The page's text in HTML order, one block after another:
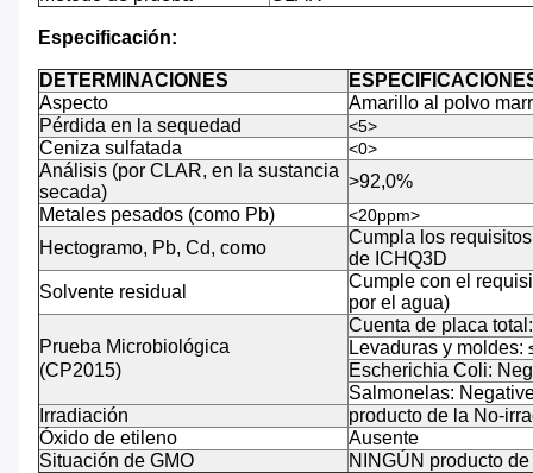
Especificación:
DETERMINACIONES
Aspecto
Amarillo al polvo
Pérdida en la sequedad
<5>
Ceniza sulfatada <0>
Análisis (por CLAR, en la sustancia
secada)
>92,0%
Metales pesados (como Pb)
<20ppm>
Hectogramo, Pb, Cd, como
Cumpla los
de ICHQ3D
Solvente residual
Cumple con el
por el agua)
Prueba Microbiológica
(CP2015)
Cuenta de placa
Levaduras y moldes:
Escherichia Coli:
Salmonelas:
Irradiación
producto de la No-
Óxido de etileno
Ausente
Situación de GMO
NINGÚN producto de